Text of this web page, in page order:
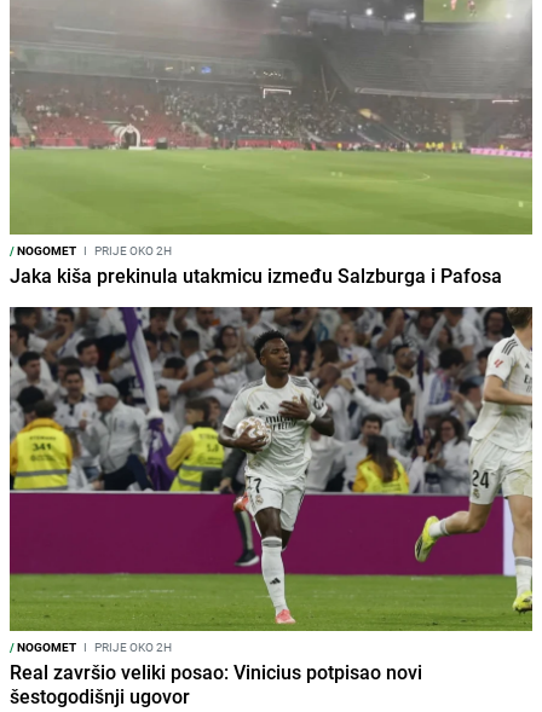
/NOGOMET I PRIJE OKO 2H
Jaka kiša prekinula utakmicu između Salzburga i Pafosa
/NOGOMET I PRIJE OKO 2H
Real završio veliki posao: Vinicius potpisao novi
šestogodišnji ugovor